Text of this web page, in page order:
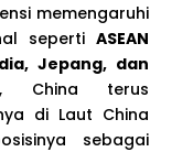
memengaruhi
seperti ASEAN
Jepang, dan
China terus
di Laut China
sebagai